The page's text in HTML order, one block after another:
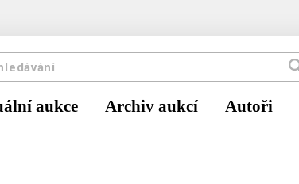
aukce Archiv aukcí Autoři